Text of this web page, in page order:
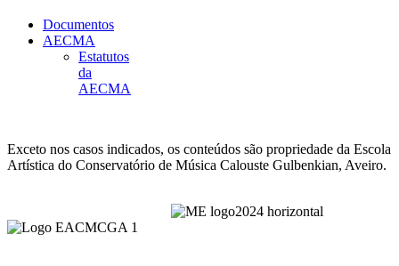
Documentos
AECMA
Estatutos
da
AECMA
Exceto nos casos indicados, os conteúdos são propriedade da Escola
Artística do Conservatório de Música Calouste Gulbenkian, Aveiro.